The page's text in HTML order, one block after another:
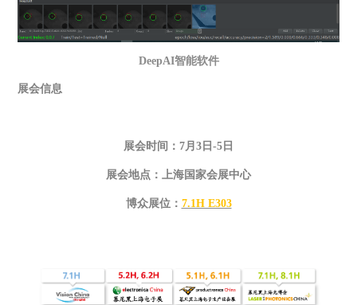
DeepAI智能软件
展会信息
展会时间： 7月3日-5日
展会地点：上海国家会展中心
博众展位： 7.1H E303